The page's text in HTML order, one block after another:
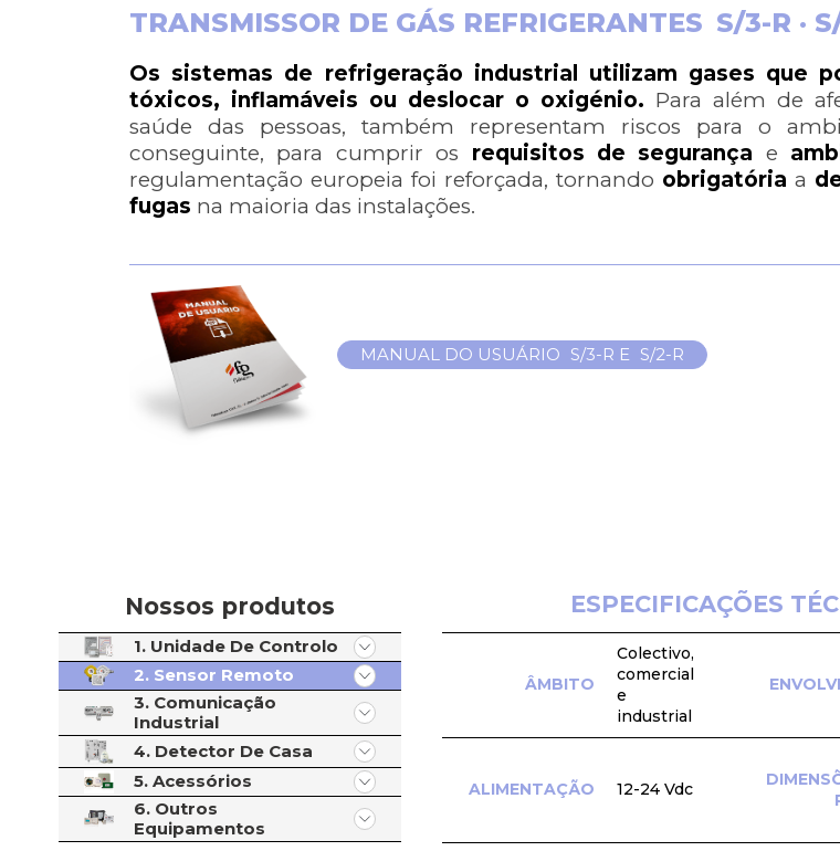
TRANSMISSOR DE GÁS REFRIGERANTES S/3-R ·
Os sistemas de refrigeração industrial utilizam gases que
tóxicos, inflamáveis ou deslocar o oxigénio. Para além de
saúde das pessoas, também representam riscos para o
conseguinte, para cumprir os requisitos de segurança e
regulamentação europeia foi reforçada, tornando obrigatória a
fugas na maioria das instalações.
MANUAL DO USUÁRIO S/3-R E S/2-R
Nossos produtos
1. Unidade De Controlo
2. Sensor Remoto
3. Comunicação
Industrial
4. Detector De Casa
5. Acessórios
6. Outros
Equipamentos
ESPECIFICAÇÕES
ÂMBITO
Colectivo,
comercial
e
industrial
ALIMENTAÇÃO 12-24 Vdc